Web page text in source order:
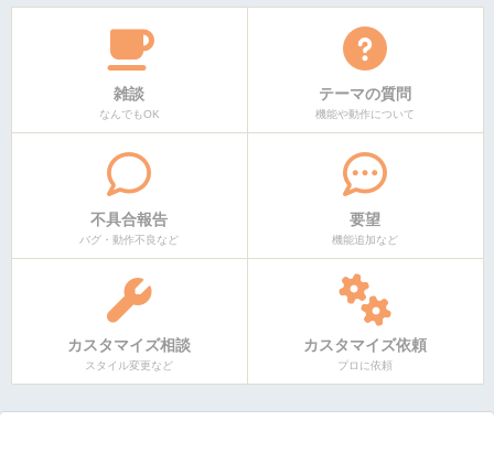
雑談
なんでもOK
テーマの質問
機能や動作について
不具合報告
バグ・動作不良など
要望
機能追加など
カスタマイズ相談
スタイル変更など
カスタマイズ依頼
プロに依頼